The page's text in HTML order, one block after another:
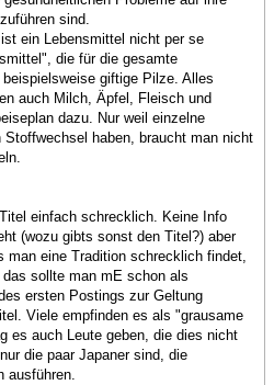
sind.
ein Lebensmittel nicht per se
die für die gesamte
giftige Pilze. Alles
auch Milch, Äpfel, Fleisch und
dazu. Nur weil einzelne
Stoffwechsel haben, braucht man nicht
einfach schrecklich. Keine Info
(wozu gibts sonst den Titel?) aber
man eine Tradition schrecklich findet,
sollte man mE schon als
ersten Postings zur Geltung
Viele empfinden es als "grausame
es auch Leute geben, die dies nicht
die paar Japaner sind, die
ausführen.